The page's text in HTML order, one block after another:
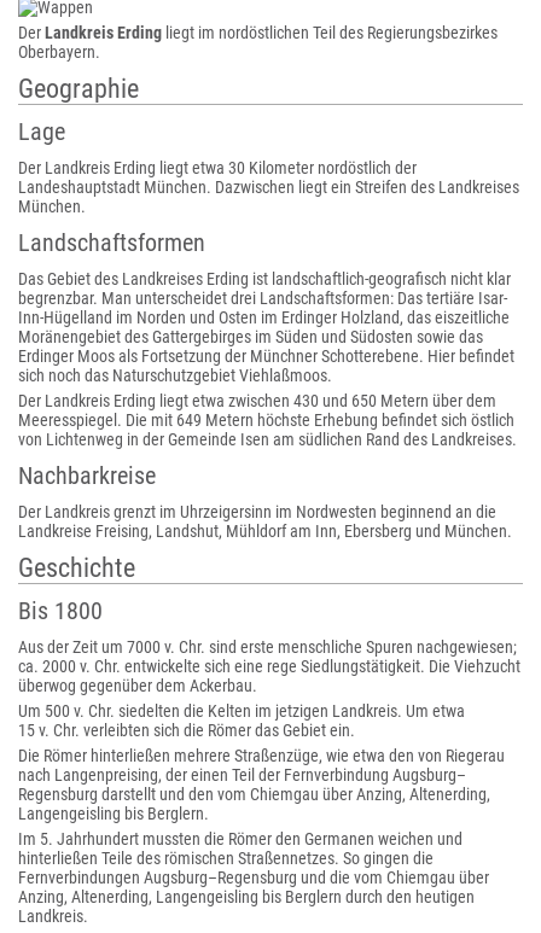
DerLandkreis Erding liegt im nordöstlichen Teil des Regierungsbezirkes
Oberbayern.
Geographie
Lage
Der Landkreis Erding liegt etwa 30 Kilometer nordöstlich der
Landeshauptstadt München. Dazwischen liegt ein Streifen des Landkreises
München.
Landschaftsformen
Das Gebiet des Landkreises Erding ist landschaftlich-geografisch nicht klar
begrenzbar. Man unterscheidet drei Landschaftsformen: Das tertiäre Isar-
Inn-Hügelland im Norden und Osten im Erdinger Holzland, das eiszeitliche
Moränengebiet des Gattergebirges im Süden und Südosten sowie das
Erdinger Moos als Fortsetzung der Münchner Schotterebene. Hier befindet
sich noch das Naturschutzgebiet Viehlaßmoos.
Der Landkreis Erding liegt etwa zwischen 430 und 650 Metern über dem
Meeresspiegel. Die mit 649 Metern höchste Erhebung befindet sich östlich
von Lichtenweg in der Gemeinde Isen am südlichen Rand des Landkreises.
Nachbarkreise
Der Landkreis grenzt im Uhrzeigersinn im Nordwesten beginnend an die
Landkreise Freising, Landshut, Mühldorf am Inn, Ebersberg und München.
Geschichte
Bis 1800
Aus der Zeit um 7000 v. Chr. sind erste menschliche Spuren nachgewiesen;
ca. 2000 v. Chr. entwickelte sich eine rege Siedlungstätigkeit. Die Viehzucht
überwog gegenüber dem Ackerbau.
Um 500 v. Chr. siedelten die Kelten im jetzigen Landkreis. Um etwa
15 v. Chr. verleibten sich die Römer das Gebiet ein.
Die Römer hinterließen mehrere Straßenzüge, wie etwa den von Riegerau
nach Langenpreising, der einen Teil der Fernverbindung Augsburg–
Regensburg darstellt und den vom Chiemgau über Anzing, Altenerding,
Langengeisling bis Berglern.
Im 5. Jahrhundert mussten die Römer den Germanen weichen und
hinterließen Teile des römischen Straßennetzes. So gingen die
Fernverbindungen Augsburg–Regensburg und die vom Chiemgau über
Anzing, Altenerding, Langengeisling bis Berglern durch den heutigen
Landkreis.